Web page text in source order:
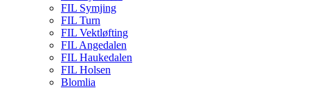
FIL Symjing
FIL Turn
FIL Vektløfting
FIL Angedalen
FIL Haukedalen
FIL Holsen
Blomlia